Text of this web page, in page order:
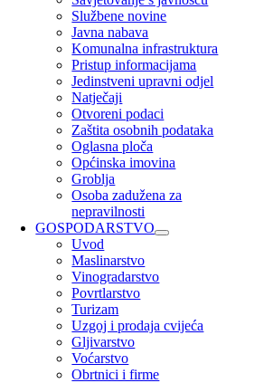
Službene novine
Javna nabava
Komunalna infrastruktura
Pristup informacijama
Jedinstveni upravni odjel
Natječaji
Otvoreni podaci
Zaštita osobnih podataka
Oglasna ploča
Općinska imovina
Groblja
Osoba zadužena za
nepravilnosti
GOSPODARSTVO
Uvod
Maslinarstvo
Vinogradarstvo
Povrtlarstvo
Turizam
Uzgoj i prodaja cvijeća
Gljivarstvo
Voćarstvo
Obrtnici i firme